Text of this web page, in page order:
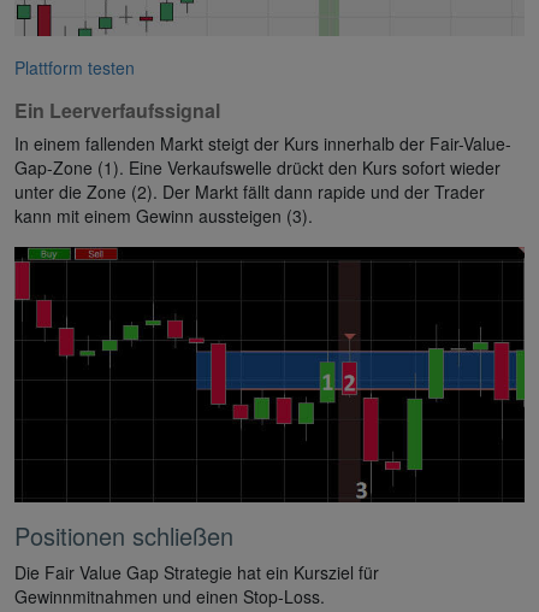
Plattform testen
Ein Leerverfaufssignal
In einem fallenden Markt steigt der Kurs innerhalb der Fair-Value-
Gap-Zone (1). Eine Verkaufswelle drückt den Kurs sofort wieder
unter die Zone (2). Der Markt fällt dann rapide und der Trader
kann mit einem Gewinn aussteigen (3).
Positionen schließen
Die Fair Value Gap Strategie hat ein Kursziel für
Gewinnmitnahmen und einen Stop-Loss.